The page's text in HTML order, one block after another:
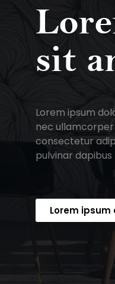
sit
Lorem ipsum
nec
consectetur
pulvinar dapibus
Lorem ipsum